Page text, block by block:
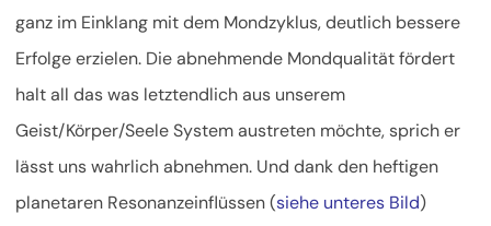
ganz im Einklang mit dem Mondzyklus, deutlich bessere
Erfolge erzielen. Die abnehmende Mondqualität fördert
halt all das was letztendlich aus unserem
Geist/Körper/Seele System austreten möchte, sprich er
lässt uns wahrlich abnehmen. Und dank den heftigen
planetaren Resonanzeinflüssen (siehe unteres Bild)